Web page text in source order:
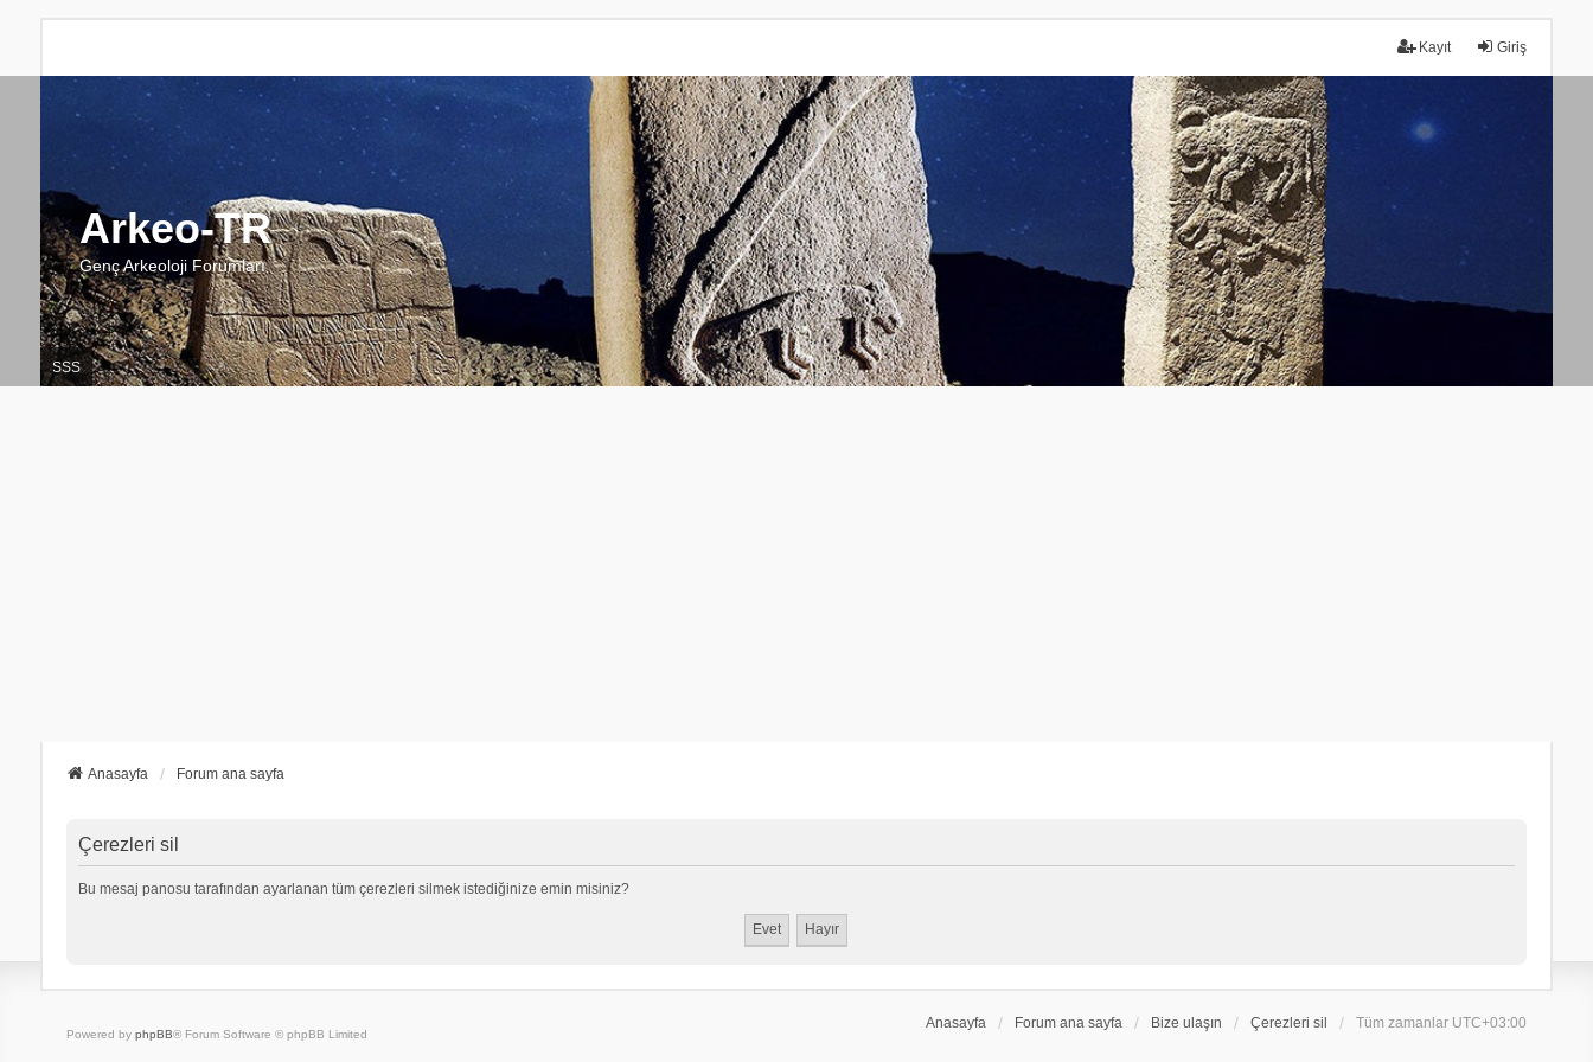
Giriş
Kayıt
Arkeo-TR
Genç Arkeoloji Forumları
SSS
Anasayfa Forum ana sayfa
Çerezleri sil
Bu mesaj panosu tarafından ayarlanan tüm çerezleri silmek istediğinize emin misiniz?
Anasayfa Forum ana sayfa Bize ulaşın Çerezleri sil Tüm zamanlar UTC+03:00
Powered by phpBB® Forum Software © phpBB Limited